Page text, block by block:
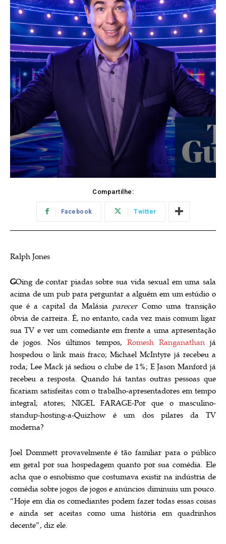
Compartilhe:
Facebook Twitter
Ralph Jones
GOing de contar piadas sobre sua vida sexual em uma sala
acima de um pub para perguntar a alguém em um estúdio o
que é a capital da Malásia parecerComo uma transição
óbvia de carreira. É, no entanto, cada vez mais comum ligar
sua TV e ver um comediante em frente a uma apresentação
de jogos. Nos últimos tempos, Romesh Ranganathanjá
hospedou o link mais fraco; Michael McIntyre já recebeu a
roda; Lee Mack já sediou o clube de 1%; E Jason Manford já
recebeu a resposta. Quando há tantas outras pessoas que
ficariam satisfeitas com o trabalho-apresentadores em tempo
integral; atores; NIGEL FARAGE-Por que o masculino-
standup-hosting-a-Quizhow é um dos pilares da TV
moderna?
Joel Dommett provavelmente é tão familiar para o público
em geral por sua hospedagem quanto por sua comédia. Ele
acha que o esnobismo que costumava existir na indústria de
comédia sobre jogos de jogos e anúncios diminuiu um pouco.
“Hoje em dia os comediantes podem fazer todas essas coisas
e ainda ser aceitas como uma história em quadrinhos
decente”, diz ele.